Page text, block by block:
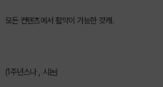
모든 컨텐츠에서 활약이 가능한 갓캐.
(1주년스나 , 시논)